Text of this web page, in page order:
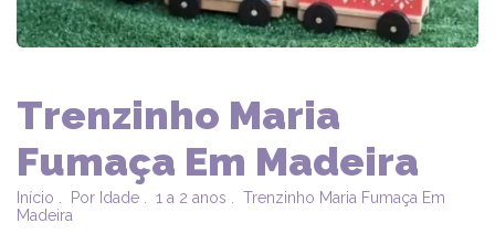
Trenzinho Maria
Fumaça Em Madeira
Início Por Idade 1 a 2 anos
Trenzinho Maria Fumaça Em
Madeira